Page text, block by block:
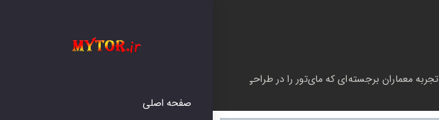
صفحه اصلی
تجربه معماران برجسته‌ای که مای‌تور را در طراحی‌هایشان انتخاب کردند